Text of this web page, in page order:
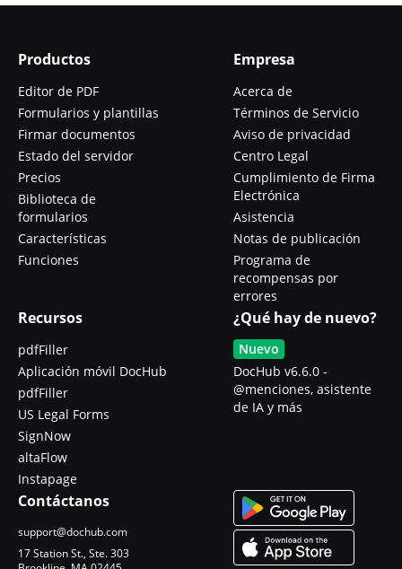
Productos
Editor de PDF
Formularios y plantillas
Firmar documentos
Estado del servidor
Precios
Biblioteca de
formularios
Características
Funciones
Empresa
Acerca de
Términos de Servicio
Aviso de privacidad
Centro Legal
Cumplimiento de Firma
Electrónica
Asistencia
Notas de publicación
Programa de
recompensas por
errores
Recursos
pdfFiller
Aplicación móvil DocHub
pdfFiller
US Legal Forms
SignNow
altaFlow
Instapage
¿Qué hay de nuevo?
Nuevo
DocHub v6.6.0 -
@menciones, asistente
de IA y más
Contáctanos
support@dochub.com
17 Station St., Ste. 303